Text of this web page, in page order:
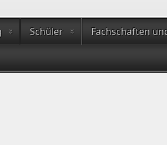
Schüler Fachschaften